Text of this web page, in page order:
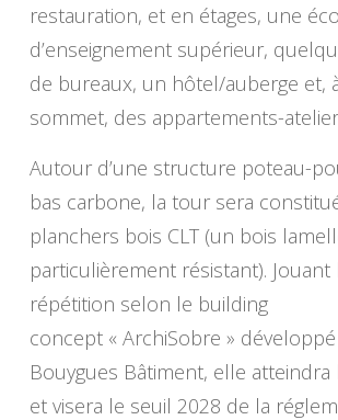
restauration, et en étages, une
d’enseignement supérieur,
de bureaux, un hôtel/auberge et,
sommet, des appartements-
Autour d’une structure poteau-
bas carbone, la tour sera
planchers bois CLT (un bois
particulièrement résistant). Jouant
répétition selon le building
concept « ArchiSobre »
Bouygues Bâtiment, elle atteindra
et visera le seuil 2028 de la